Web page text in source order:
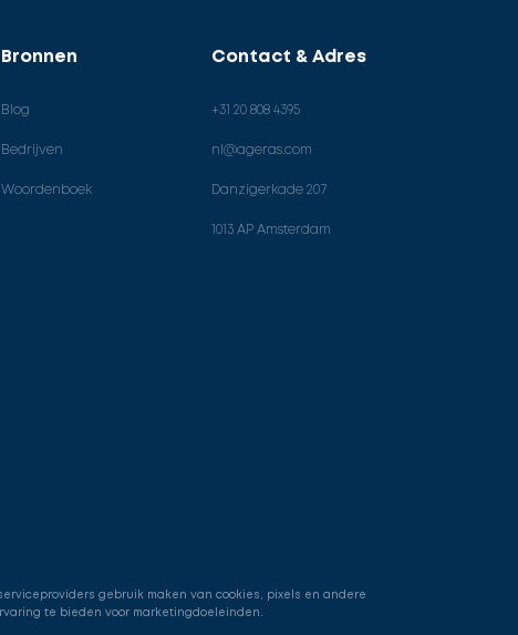
Bronnen
Blog
Bedrijven
Woordenboek
Contact & Adres
+31 20 808 4395
nl@ageras.com
Danzigerkade 207
1013 AP Amsterdam
gebruik maken van cookies, pixels en andere
te bieden voor marketingdoeleinden.